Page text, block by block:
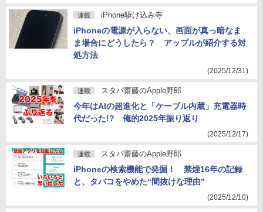
連載 iPhone駆け込み寺
iPhoneの電源が入らない、画面が真っ暗なま
ま場合にどうしたら？ アップルが紹介する対
処方法
(2025/12/31)
連載 スタパ齋藤のApple野郎
今年はAIの超進化と「ケーブル内蔵」充電器時
代だった!? 俺的2025年振り返り
(2025/12/17)
連載 スタパ齋藤のApple野郎
iPhoneの検索機能で発掘！ 禁煙16年の記録
と、タバコをやめた“間抜けな理由”
(2025/12/10)